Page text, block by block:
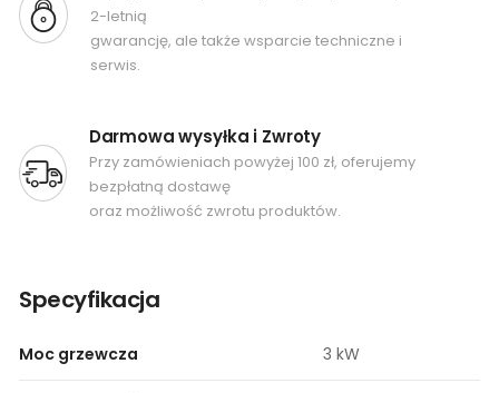
2-letnią
gwarancję, ale także wsparcie techniczne i
serwis.
Darmowa wysyłka i Zwroty
Przy zamówieniach powyżej 100 zł, oferujemy
bezpłatną dostawę
oraz możliwość zwrotu produktów.
Specyfikacja
Moc grzewcza 3 kW